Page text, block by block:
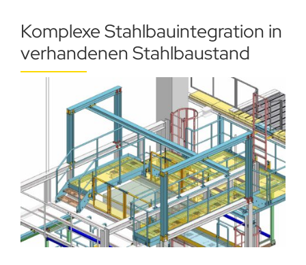
Komplexe Stahlbauintegration in
verhandenen Stahlbaustand